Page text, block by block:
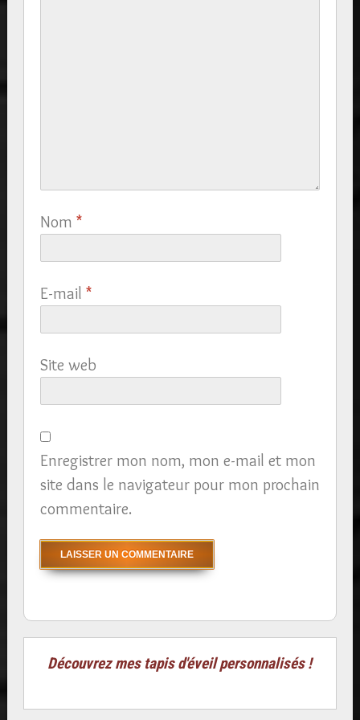
Nom *
E-mail *
Site web
Enregistrer mon nom, mon e-mail et mon
site dans le navigateur pour mon prochain
commentaire.
Découvrez mes tapis d'éveil personnalisés !